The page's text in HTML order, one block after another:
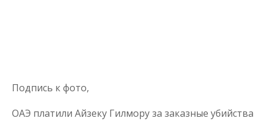
Подпись к фото,
ОАЭ платили Айзеку Гилмору за заказные убийства